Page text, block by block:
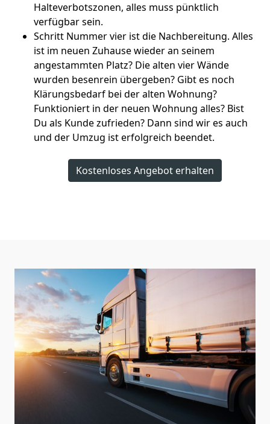
Halteverbotszonen, alles muss pünktlich
verfügbar sein.
Schritt Nummer vier ist die Nachbereitung. Alles
ist im neuen Zuhause wieder an seinem
angestammten Platz? Die alten vier Wände
wurden besenrein übergeben? Gibt es noch
Klärungsbedarf bei der alten Wohnung?
Funktioniert in der neuen Wohnung alles? Bist
Du als Kunde zufrieden? Dann sind wir es auch
und der Umzug ist erfolgreich beendet.
Kostenloses Angebot erhalten